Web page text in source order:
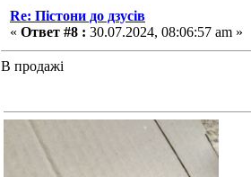
Re: Пістони до дзусів
« Ответ #8 : 30.07.2024, 08:06:57 am »
В продажі